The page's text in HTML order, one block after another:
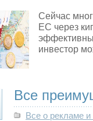
Сейчас
ЕС через
инвестор
Все
Все о рекламе и